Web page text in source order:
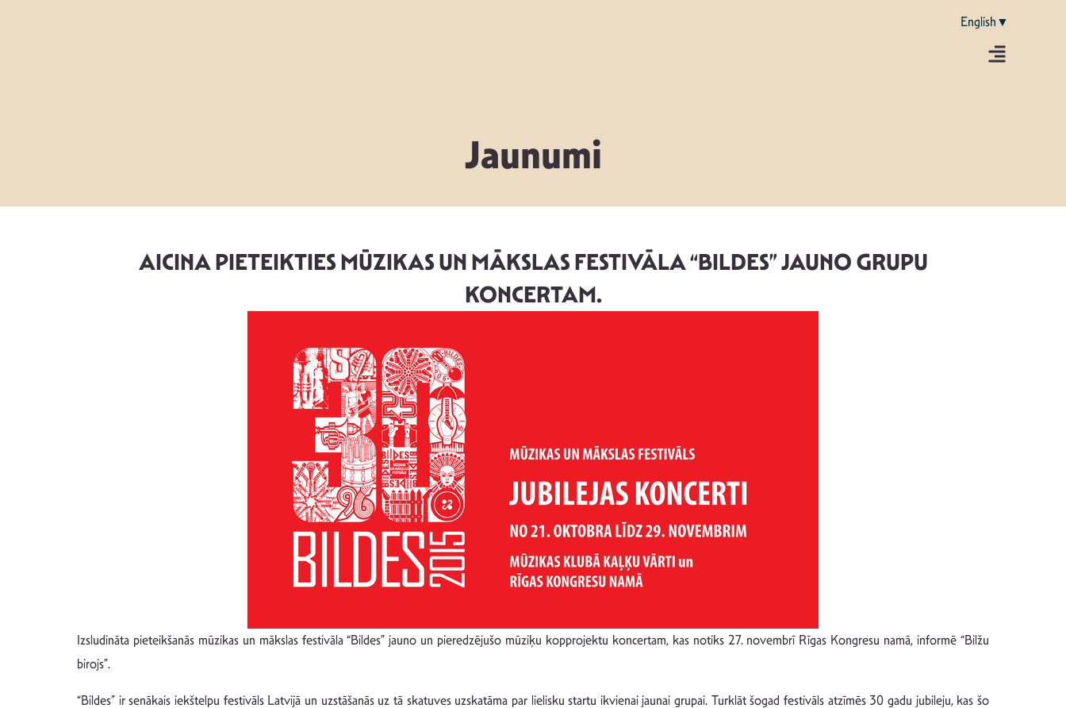
English▼
Jaunumi
AICINA PIETEIKTIES MŪZIKAS UN MĀKSLAS FESTIVĀLA “BILDES” JAUNO GRUPU
KONCERTAM.
Izsludināta pieteikšanās mūzikas un mākslas festivāla “Bildes” jauno un pieredzējušo mūziķu kopprojektu koncertam, kas notiks 27. novembrī Rīgas Kongresu namā, informē “Bilžu
birojs”.
“Bildes” ir senākais iekštelpu festivāls Latvijā un uzstāšanās uz tā skatuves uzskatāma par lielisku startu ikvienai jaunai grupai. Turklāt šogad festivāls atzīmēs 30 gadu jubileju, kas šo